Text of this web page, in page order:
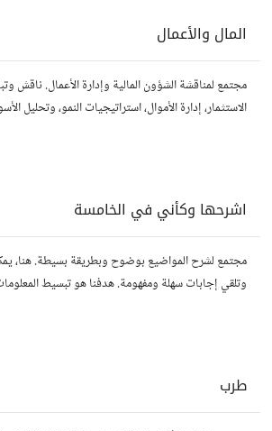
المال والأعمال
مجتمع لمناقشة الشؤون المالية وإدارة الأعمال. ناقش
الاستثمار، إدارة الأموال، استراتيجيات النمو، وتحليل
اشرحها وكأني في الخامسة
مجتمع لشرح المواضيع بوضوح وبطريقة بسيطة. هنا،
وتلقي إجابات سهلة ومفهومة. هدفنا هو تبسيط
طرب